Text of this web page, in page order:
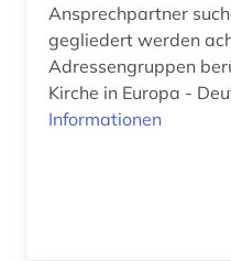
elisabeth-
emblem (1)
england (3)
Ansprechpartner
gegliedert werden
Adressengruppen
Kirche in Europa -
Informationen